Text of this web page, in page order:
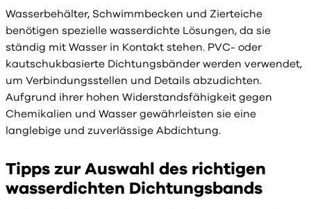
Wasserbehälter, Schwimmbecken und Zierteiche
benötigen spezielle wasserdichte Lösungen, da sie
ständig mit Wasser in Kontakt stehen. PVC- oder
kautschukbasierte Dichtungsbänder werden verwendet,
um Verbindungsstellen und Details abzudichten.
Aufgrund ihrer hohen Widerstandsfähigkeit gegen
Chemikalien und Wasser gewährleisten sie eine
langlebige und zuverlässige Abdichtung.
Tipps zur Auswahl des richtigen
wasserdichten Dichtungsbands